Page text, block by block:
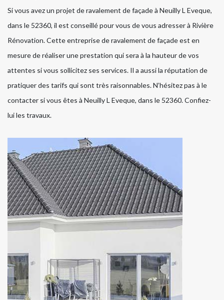
Si vous avez un projet de ravalement de façade à Neuilly L Eveque,
dans le 52360, il est conseillé pour vous de vous adresser à Rivière
Rénovation. Cette entreprise de ravalement de façade est en
mesure de réaliser une prestation qui sera à la hauteur de vos
attentes si vous sollicitez ses services. Il a aussi la réputation de
pratiquer des tarifs qui sont très raisonnables. N’hésitez pas à le
contacter si vous êtes à Neuilly L Eveque, dans le 52360. Confiez-
lui les travaux.